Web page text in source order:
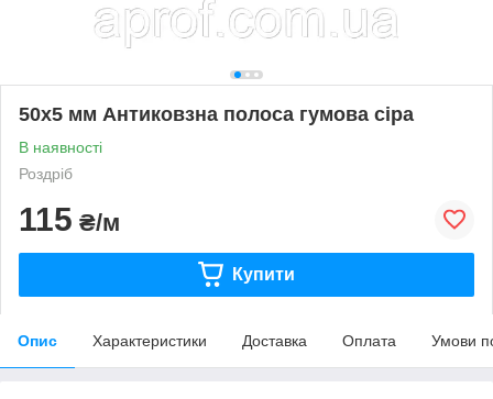
50х5 мм Антиковзна полоса гумова сіра
В наявності
Роздріб
115 ₴/м
Купити
Опис Характеристики Доставка Оплата Умови